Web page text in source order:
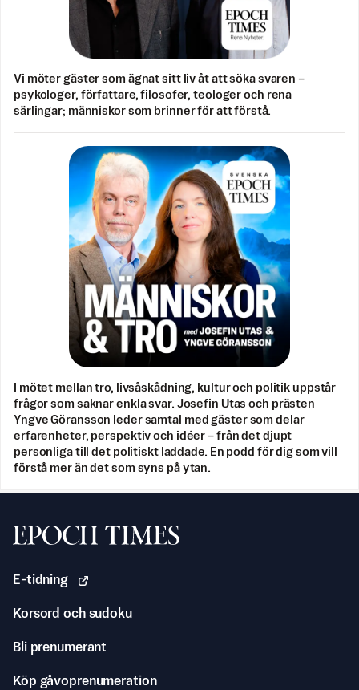
Vi möter gäster som ägnat sitt liv åt att söka svaren –
psykologer, författare, filosofer, teologer och rena
särlingar; människor som brinner för att förstå.
I mötet mellan tro, livsåskådning, kultur och politik uppstår
frågor som saknar enkla svar. Josefin Utas och prästen
Yngve Göransson leder samtal med gäster som delar
erfarenheter, perspektiv och idéer – från det djupt
personliga till det politiskt laddade. En podd för dig som vill
förstå mer än det som syns på ytan.
Svenska Epoch Times
E-tidning
Korsord och sudoku
Bli prenumerant
Köp gåvoprenumeration